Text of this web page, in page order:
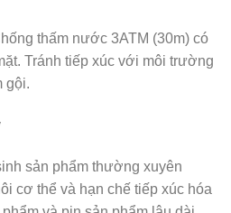
thấm nước 3ATM (30m) có
Tránh tiếp xúc với môi trường
gội.
sản phẩm thường xuyên
cơ thể và hạn chế tiếp xúc hóa